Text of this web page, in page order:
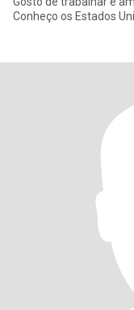
Conheço os Estados